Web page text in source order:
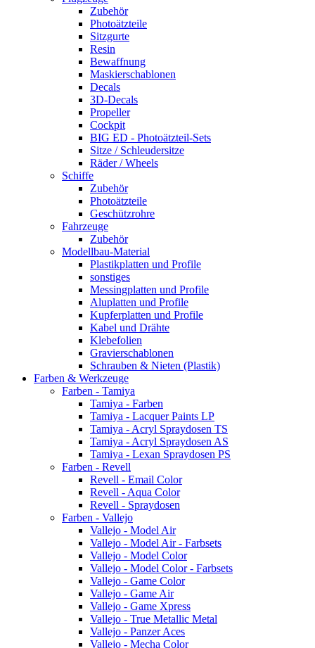
Zubehör
Photoätzteile
Sitzgurte
Resin
Bewaffnung
Maskierschablonen
Decals
3D-Decals
Propeller
Cockpit
BIG ED - Photoätzteil-Sets
Sitze / Schleudersitze
Räder / Wheels
Schiffe
Zubehör
Photoätzteile
Geschützrohre
Fahrzeuge
Zubehör
Modellbau-Material
Plastikplatten und Profile
sonstiges
Messingplatten und Profile
Aluplatten und Profile
Kupferplatten und Profile
Kabel und Drähte
Klebefolien
Gravierschablonen
Schrauben & Nieten (Plastik)
Farben & Werkzeuge
Farben - Tamiya
Tamiya - Farben
Tamiya - Lacquer Paints LP
Tamiya - Acryl Spraydosen TS
Tamiya - Acryl Spraydosen AS
Tamiya - Lexan Spraydosen PS
Farben - Revell
Revell - Email Color
Revell - Aqua Color
Revell - Spraydosen
Farben - Vallejo
Vallejo - Model Air
Vallejo - Model Air - Farbsets
Vallejo - Model Color
Vallejo - Model Color - Farbsets
Vallejo - Game Color
Vallejo - Game Air
Vallejo - Game Xpress
Vallejo - True Metallic Metal
Vallejo - Panzer Aces
Vallejo - Mecha Color